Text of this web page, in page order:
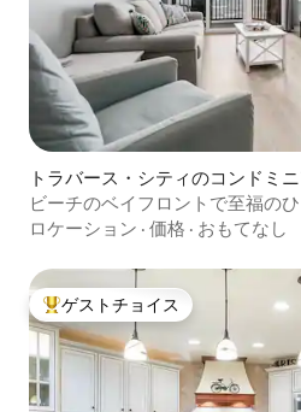
トラバース・シティのコンドミ
ビーチのベイフロントで至福の
ロケーション · 価格 · おもてなし
大好評のゲストチョイスです。
ゲストチョイス